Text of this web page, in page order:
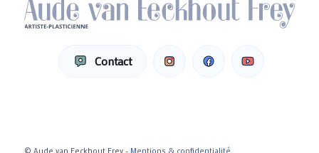
Contact
© Aude van Eeckhout Frey - Mentions & confidentialité